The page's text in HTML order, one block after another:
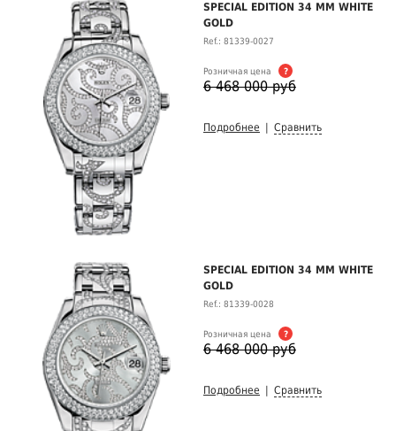
SPECIAL EDITION 34 MM WHITE
GOLD
Ref.: 81339-0027
Розничная цена ?
6 468 000 руб
Подробнее Сравнить
SPECIAL EDITION 34 MM WHITE
GOLD
Ref.: 81339-0028
Розничная цена ?
6 468 000 руб
Подробнее Сравнить